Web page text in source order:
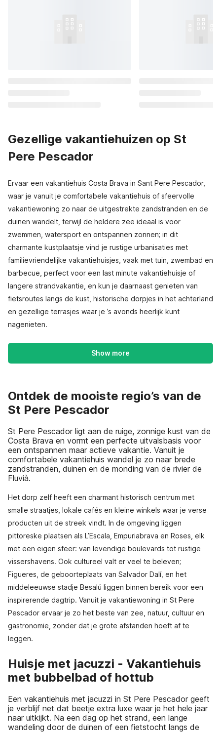
Gezellige vakantiehuizen op St
Pere Pescador
Ervaar een vakantiehuis Costa Brava in Sant Pere Pescador,
waar je vanuit je comfortabele vakantiehuis of sfeervolle
vakantiewoning zo naar de uitgestrekte zandstranden en de
duinen wandelt, terwijl de heldere zee ideaal is voor
zwemmen, watersport en ontspannen zonnen; in dit
charmante kustplaatsje vind je rustige urbanisaties met
familievriendelijke vakantiehuisjes, vaak met tuin, zwembad en
barbecue, perfect voor een last minute vakantiehuisje of
langere strandvakantie, en kun je daarnaast genieten van
fietsroutes langs de kust, historische dorpjes in het achterland
en gezellige terrasjes waar je ’s avonds heerlijk kunt
nagenieten.
Show more
Ontdek de mooiste regio’s van de
St Pere Pescador
St Pere Pescador ligt aan de ruige, zonnige kust van de
Costa Brava en vormt een perfecte uitvalsbasis voor
een ontspannen maar actieve vakantie. Vanuit je
comfortabele vakantiehuis wandel je zo naar brede
zandstranden, duinen en de monding van de rivier de
Fluvià.
Het dorp zelf heeft een charmant historisch centrum met
smalle straatjes, lokale cafés en kleine winkels waar je verse
producten uit de streek vindt. In de omgeving liggen
pittoreske plaatsen als L’Escala, Empuriabrava en Roses, elk
met een eigen sfeer: van levendige boulevards tot rustige
vissershavens. Ook cultureel valt er veel te beleven;
Figueres, de geboorteplaats van Salvador Dalí, en het
middeleeuwse stadje Besalú liggen binnen bereik voor een
inspirerende dagtrip. Vanuit je vakantiewoning in St Pere
Pescador ervaar je zo het beste van zee, natuur, cultuur en
gastronomie, zonder dat je grote afstanden hoeft af te
leggen.
Huisje met jacuzzi - Vakantiehuis
met bubbelbad of hottub
Een vakantiehuis met jacuzzi in St Pere Pescador geeft
je verblijf net dat beetje extra luxe waar je het hele jaar
naar uitkijkt. Na een dag op het strand, een lange
wandeling door de duinen of een fietstocht langs de